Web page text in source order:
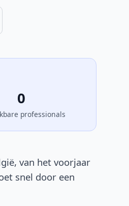
0
professionals
van het voorjaar
snel door een